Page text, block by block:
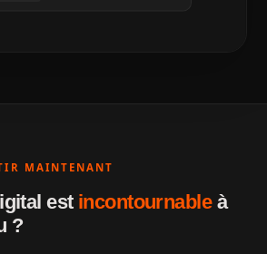
MAINTENANT
est incontournableà
?